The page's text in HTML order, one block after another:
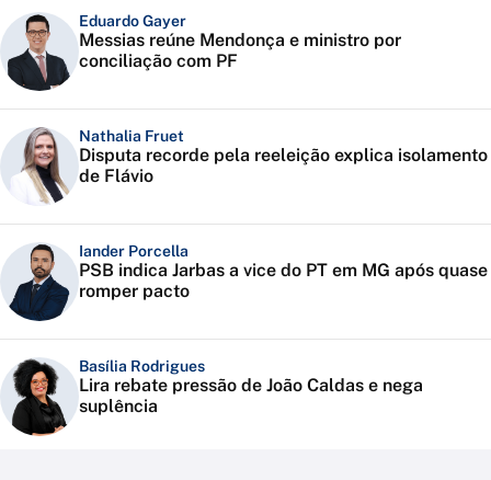
Eduardo Gayer
Messias reúne Mendonça e ministro por
conciliação com PF
Nathalia Fruet
Disputa recorde pela reeleição explica isolamento
de Flávio
Iander Porcella
PSB indica Jarbas a vice do PT em MG após quase
romper pacto
Basília Rodrigues
Lira rebate pressão de João Caldas e nega
suplência